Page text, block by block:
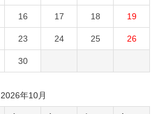
16 17 18 19
23 24 25 26
30
2026年10月